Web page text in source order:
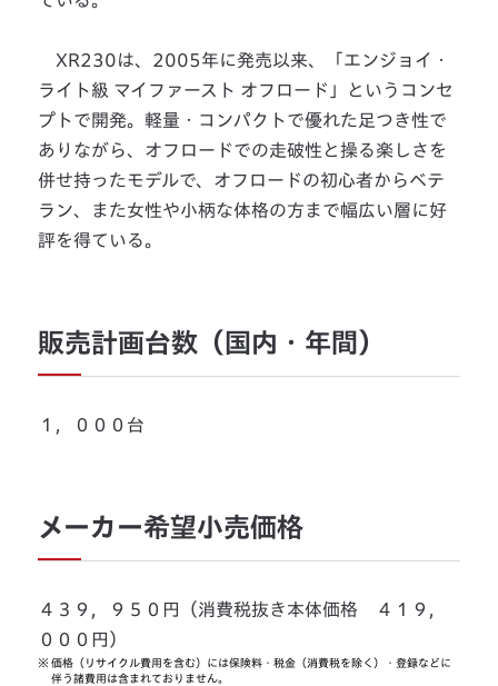
XR230は、2005年に発売以来、「エンジョイ・
ライト級 マイファースト オフロード」というコンセ
プトで開発。軽量・コンパクトで優れた足つき性で
ありながら、オフロードでの走破性と操る楽しさを
併せ持ったモデルで、オフロードの初心者からベテ
ラン、また女性や小柄な体格の方まで幅広い層に好
評を得ている。
販売計画台数（国内・年間）
１，０００台
メーカー希望小売価格
４３９，９５０円（消費税抜き本体価格 ４１９，
０００円）
※ 価格（リサイクル費用を含む）には保険料・税金（消費税を除く）・登録などに
伴う諸費用は含まれておりません。